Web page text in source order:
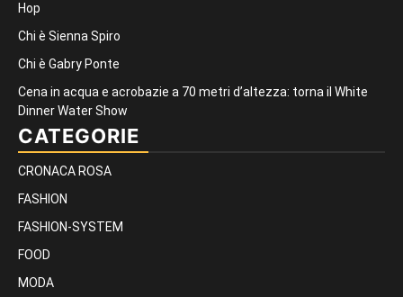
Hop
Chi è Sienna Spiro
Chi è Gabry Ponte
Cena in acqua e acrobazie a 70 metri d’altezza: torna il White
Dinner Water Show
CATEGORIE
CRONACA ROSA
FASHION
FASHION-SYSTEM
FOOD
MODA